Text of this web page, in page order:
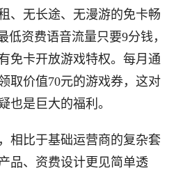
、无长途、无漫游的免卡畅
低资费语音流量只要9分钱，
免卡开放游戏特权。每月通
取价值70元的游戏券，这对
也是巨大的福利。
比于基础运营商的复杂套
品、资费设计更见简单透